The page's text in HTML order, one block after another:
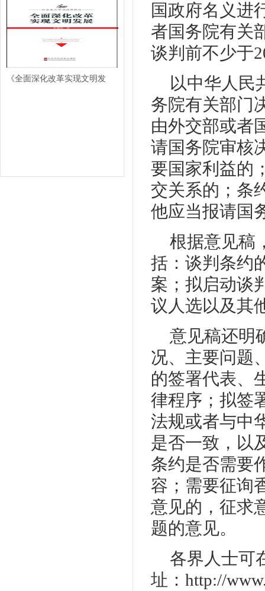
《全面深化改革实现文明发
国政府名义进
者国务院有关
谈判前不少于
以中华人民
务院有关部门
由外交部或者
请国务院审核
要国家利益的
交关系的；条
他应当报请国
根据意见稿
括：谈判条约
案；拟启动谈
议人选以及其
意见稿还明
况、主要问题
的签署代表、
律程序；拟签
法规或者与中
是否一致，以
条约是否需要
容；需要征询
意见的，征求
题的意见。
各界人士可
址：http://